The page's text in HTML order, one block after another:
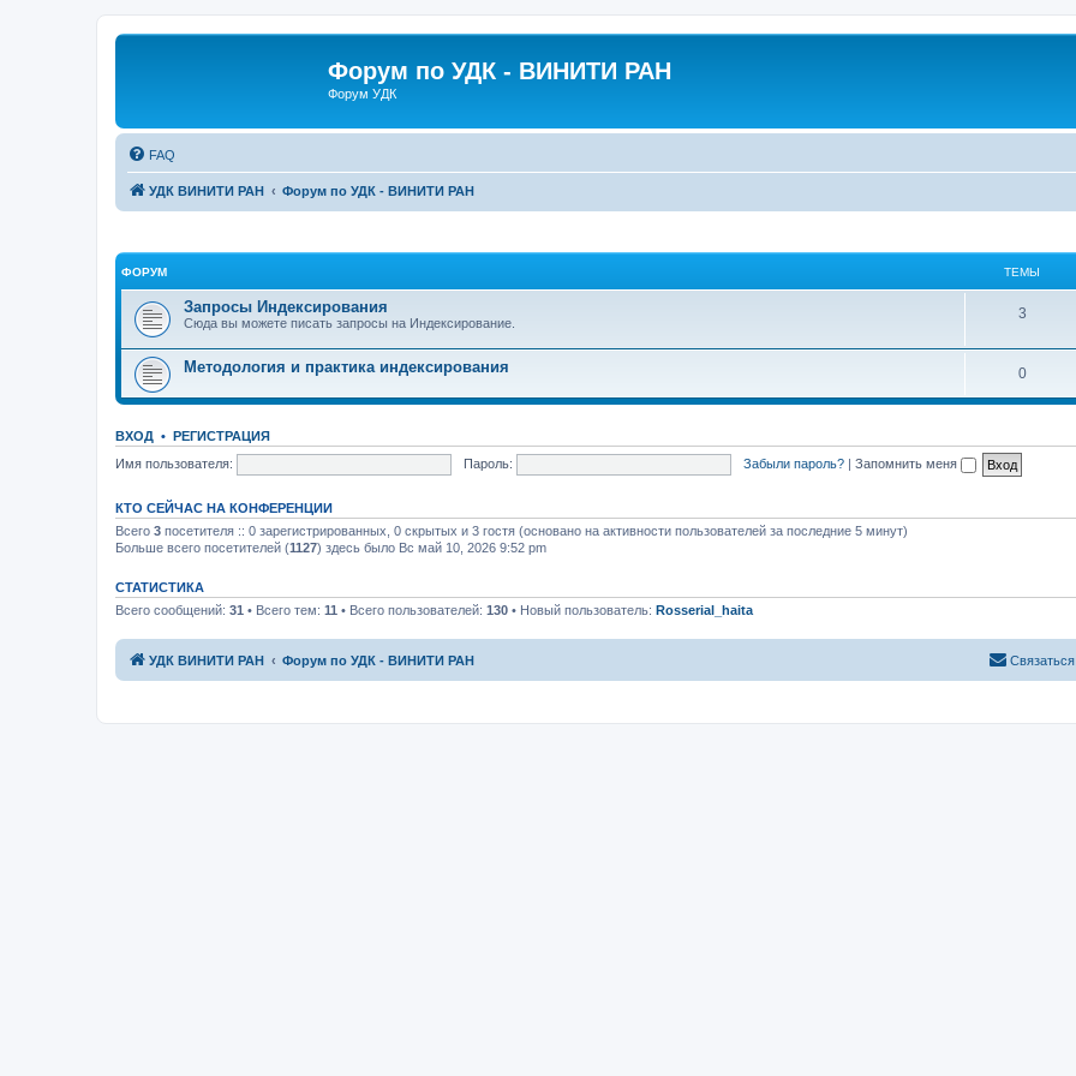
Форум по УДК - ВИНИТИ РАН
Форум УДК
FAQ
УДК ВИНИТИ РАН Форум по УДК - ВИНИТИ РАН
ФОРУМ ТЕМЫ
Запросы Индексирования
Сюда вы можете писать запросы на Индексирование.
3
Методология и практика индексирования 0
ВХОД • РЕГИСТРАЦИЯ
Имя пользователя:
Пароль: Забыли пароль? | Запомнить меня
КТО СЕЙЧАС НА КОНФЕРЕНЦИИ
Всего 3 посетителя :: 0 зарегистрированных, 0 скрытых и 3 гостя (основано на активности пользователей за последние 5 минут)
Больше всего посетителей (1127) здесь было Вс май 10, 2026 9:52 pm
СТАТИСТИКА
Всего сообщений: 31 • Всего тем: 11 • Всего пользователей: 130 • Новый пользователь: Rosserial_haita
УДК ВИНИТИ РАН Форум по УДК - ВИНИТИ РАН